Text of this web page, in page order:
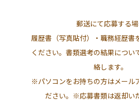
郵送にて応募する
履歴書（写真貼付）・職務経歴書
ください。書類選考の結果につい
絡します。
※パソコンをお持ちの方はメール
ださい。※応募書類は返却い